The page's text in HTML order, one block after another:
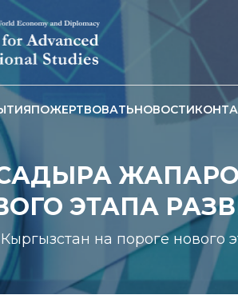
ПОЖЕРТВОВАТЬНОВОСТИ
САДЫРА
ЭТАПА
на пороге нового